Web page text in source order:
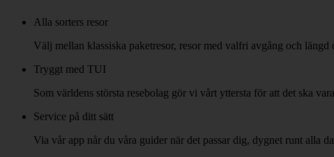
Alla sorters resor
Välj mellan klassiska paketresor, resor med valfri avgång och
Tryggt med TUI
Som världens största resebolag gör vi vårt yttersta för att det ska
Service på ditt sätt
Via vår app når du våra guider när det passar dig, dygnet runt alla